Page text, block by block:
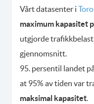
Vårt datasenter i
maximum kapasitet
utgjorde
gjennomsnitt.
95. persentil landet
at 95% av tiden var
maksimal kapasitet.